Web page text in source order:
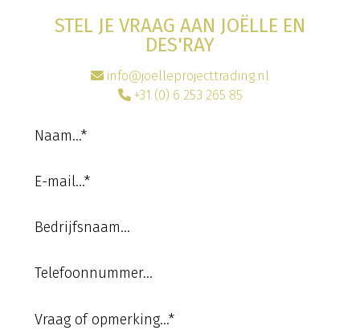
STEL JE VRAAG AAN JOËLLE EN
DES'RAY
info@joelleprojecttrading.nl
+31 (0) 6 253 265 85